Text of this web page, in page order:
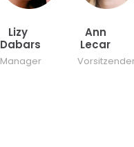
Lizy
Dabars
Manager
Ann
Lecar